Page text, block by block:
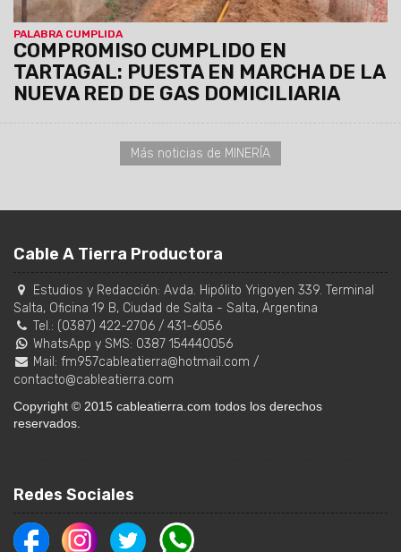
PALABRA CUMPLIDA
COMPROMISO CUMPLIDO EN
TARTAGAL: PUESTA EN MARCHA DE LA
NUEVA RED DE GAS DOMICILIARIA
Más noticias de MINERÍA
Cable A Tierra Productora
Estudios y Redacción: Avda. Hipólito Yrigoyen 339. Terminal
Salta, Oficina 19 B, Ciudad de Salta - Salta, Argentina
Tel.: (0387) 422-2706 / 431-6056
WhatsApp y SMS: 0387 154440056
Mail: fm957cableatierra@hotmail.com /
contacto@cableatierra.com
Copyright © 2015 cableatierra.com todos los derechos
reservados.
Redes Sociales